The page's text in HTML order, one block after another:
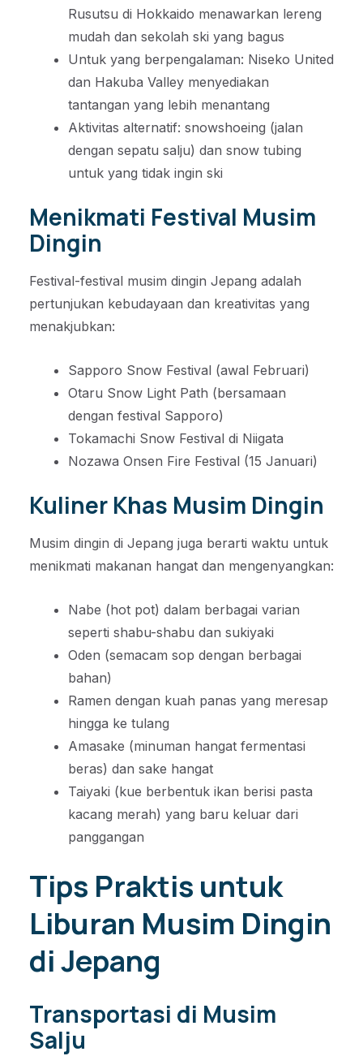
Rusutsu di Hokkaido menawarkan lereng
mudah dan sekolah ski yang bagus
Untuk yang berpengalaman: Niseko United
dan Hakuba Valley menyediakan
tantangan yang lebih menantang
Aktivitas alternatif: snowshoeing (jalan
dengan sepatu salju) dan snow tubing
untuk yang tidak ingin ski
Menikmati Festival Musim
Dingin
Festival-festival musim dingin Jepang adalah
pertunjukan kebudayaan dan kreativitas yang
menakjubkan:
Sapporo Snow Festival (awal Februari)
Otaru Snow Light Path (bersamaan
dengan festival Sapporo)
Tokamachi Snow Festival di Niigata
Nozawa Onsen Fire Festival (15 Januari)
Kuliner Khas Musim Dingin
Musim dingin di Jepang juga berarti waktu untuk
menikmati makanan hangat dan mengenyangkan:
Nabe (hot pot) dalam berbagai varian
seperti shabu-shabu dan sukiyaki
Oden (semacam sop dengan berbagai
bahan)
Ramen dengan kuah panas yang meresap
hingga ke tulang
Amasake (minuman hangat fermentasi
beras) dan sake hangat
Taiyaki (kue berbentuk ikan berisi pasta
kacang merah) yang baru keluar dari
panggangan
Tips Praktis untuk
Liburan Musim Dingin
di Jepang
Transportasi di Musim
Salju